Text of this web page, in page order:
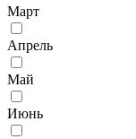
Март
Апрель
Май
Июнь